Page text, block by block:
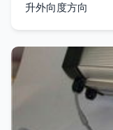
升外向度方向